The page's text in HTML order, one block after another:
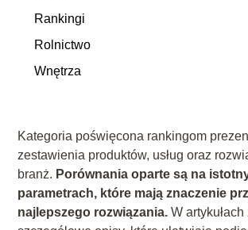
Rankingi
Rolnictwo
Wnętrza
Kategoria poświęcona rankingom
zestawienia produktów, usług oraz
branż. Porównania oparte są na
parametrach, które mają znaczenie
najlepszego rozwiązania. W